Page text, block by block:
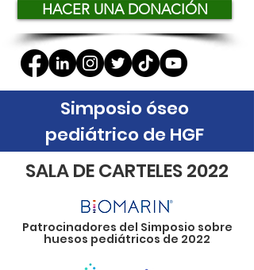
HACER UNA DONACIÓN
Simposio óseo
pediátrico de HGF
SALA DE CARTELES 2022
Patrocinadores del Simposio sobre
huesos pediátricos de 2022